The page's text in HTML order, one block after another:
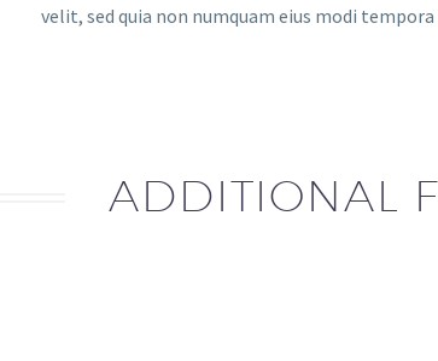
velit, sed quia non numquam eius modi
ADDITIONAL